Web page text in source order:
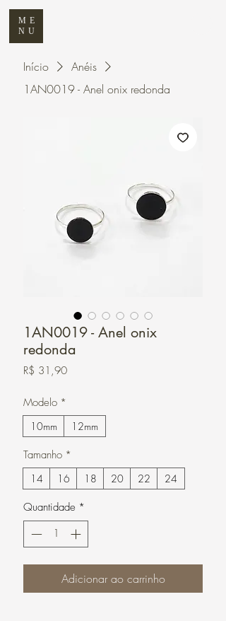
ME
NU
Início
Anéis
1AN0019 - Anel onix redonda
1AN0019 - Anel onix
redonda
R$ 31,90Preço
Modelo *
10mm 12mm
Tamanho *
14 16 18 20 22 24
Quantidade *
Adicionar ao carrinho